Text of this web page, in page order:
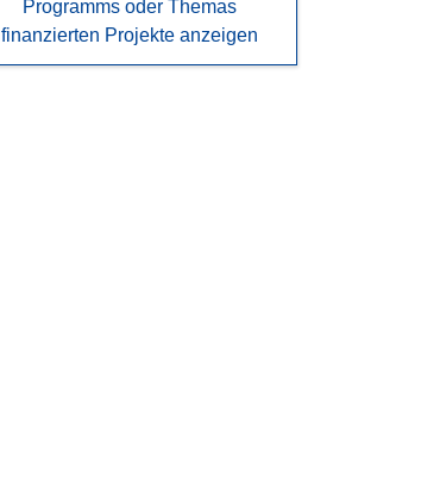
Programms oder Themas
finanzierten Projekte anzeigen